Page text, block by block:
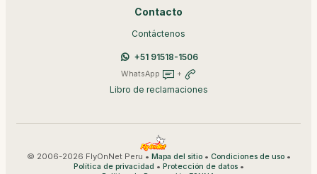
Contacto
Contáctenos
+51 91518-1506
WhatsApp +
Libro de reclamaciones
© 2006-2026 FlyOnNet Peru • Mapa del sitio• Condiciones de uso•
Política de privacidad • Protección de datos•